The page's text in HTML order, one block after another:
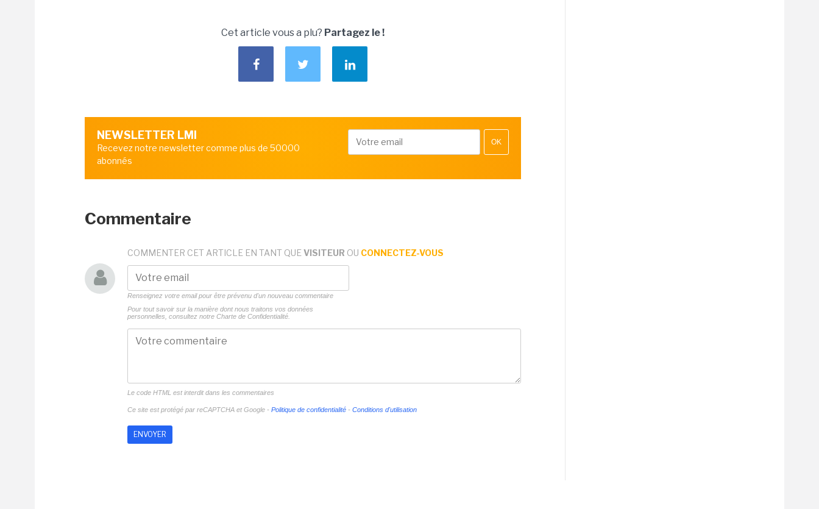
Cet article vous a plu? Partagez le !
NEWSLETTER LMI
Recevez notre newsletter comme plus de 50000
abonnés
OK
Commentaire
COMMENTER CET ARTICLE EN TANT QUE VISITEUR OU CONNECTEZ-VOUS
Renseignez votre email pour être prévenu d'un nouveau commentaire
Pour tout savoir sur la manière dont nous traitons vos données
personnelles, consultez notre Charte de Confidentialité.
Le code HTML est interdit dans les commentaires
Ce site est protégé par reCAPTCHA et Google - Politique de confidentialité - Conditions d'utilisation